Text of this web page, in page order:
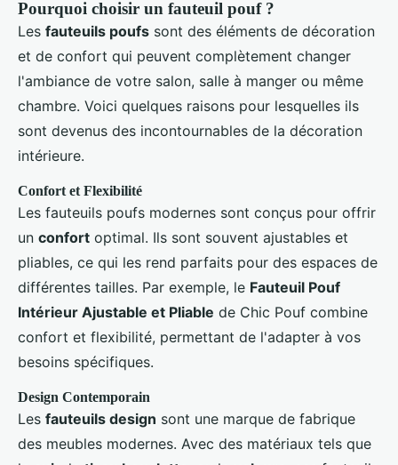
Pourquoi choisir un fauteuil pouf ?
Les fauteuils poufs sont des éléments de décoration
et de confort qui peuvent complètement changer
l'ambiance de votre salon, salle à manger ou même
chambre. Voici quelques raisons pour lesquelles ils
sont devenus des incontournables de la décoration
intérieure.
Confort et Flexibilité
Les fauteuils poufs modernes sont conçus pour offrir
un confort optimal. Ils sont souvent ajustables et
pliables, ce qui les rend parfaits pour des espaces de
différentes tailles. Par exemple, le Fauteuil Pouf
Intérieur Ajustable et Pliable de Chic Pouf combine
confort et flexibilité, permettant de l'adapter à vos
besoins spécifiques.
Design Contemporain
Les fauteuils design sont une marque de fabrique
des meubles modernes. Avec des matériaux tels que